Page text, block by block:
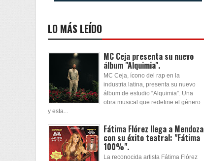
LO MÁS LEÍDO
MC Ceja presenta su nuevo
álbum "Alquimia".
MC Ceja, ícono del rap en la
industria latina, presenta su nuevo
álbum de estudio “Alquimia”. Una
obra musical que redefine el género
y esta...
Fátima Flórez llega a Mendoza
con su éxito teatral: "Fátima
100%".
La reconocida artista Fátima Flórez